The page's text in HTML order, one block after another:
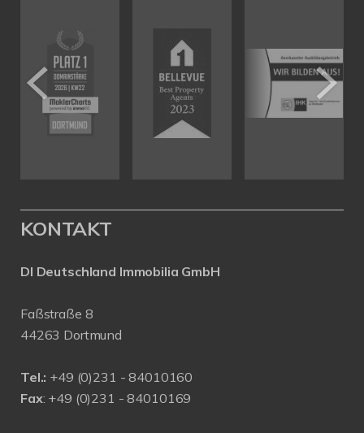
KONTAKT
DI Deutschland Immobilia GmbH
Faßstraße 8
44263 Dortmund
Tel.: +49 (0)231 - 84010160
Fax: +49 (0)231 - 84010169